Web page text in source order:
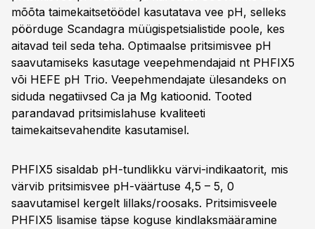
mõõta taimekaitsetöödel kasutatava vee pH, selleks
pöörduge Scandagra müügispetsialistide poole, kes
aitavad teil seda teha. Optimaalse pritsimisvee pH
saavutamiseks kasutage veepehmendajaid nt PHFIX5
või HEFE pH Trio. Veepehmendajate ülesandeks on
siduda negatiivsed Ca ja Mg katioonid. Tooted
parandavad pritsimislahuse kvaliteeti
taimekaitsevahendite kasutamisel.
PHFIX5 sisaldab pH-tundlikku värvi-indikaatorit, mis
värvib pritsimisvee pH-väärtuse 4,5 – 5, 0
saavutamisel kergelt lillaks/roosaks. Pritsimisveele
PHFIX5 lisamise täpse koguse kindlaksmääramine